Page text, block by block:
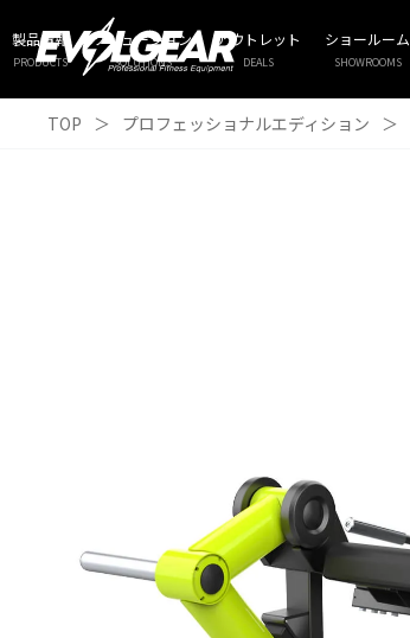
製品情報
PRODUCTS
ソリューション
SOLUTIONS
アウトレット
DEALS
ショールーム
SHOWROOMS
TOP ＞ プロフェッショナルエディション ＞